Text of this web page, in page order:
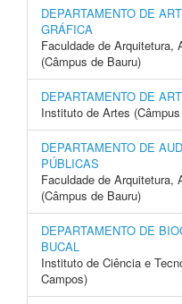
DEPARTAMENTO DE
GRÁFICA
Faculdade de Arquitetura,
(Câmpus de Bauru)
DEPARTAMENTO DE
Instituto de Artes
DEPARTAMENTO DE
PÚBLICAS
Faculdade de Arquitetura,
(Câmpus de Bauru)
DEPARTAMENTO DE
BUCAL
Instituto de Ciência e
Campos)